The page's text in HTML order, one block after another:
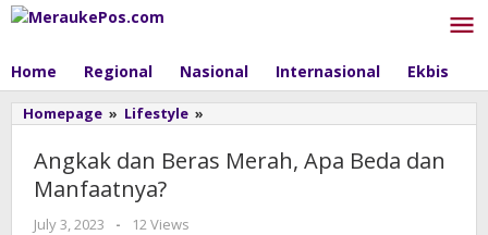
Skip
Home Regional Nasional Internasional Ekbis
Homepage » Lifestyle »
Beras
Merah,
Angkak dan Beras Merah, Apa Beda dan
Manfaatnya?
July 3, 2023
by
-
12 Views